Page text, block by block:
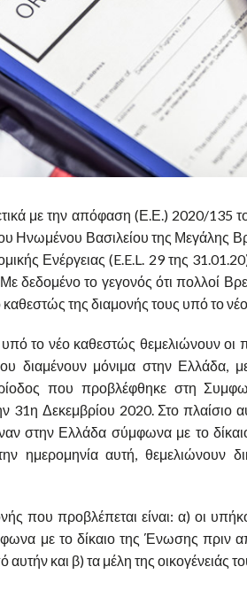
με την απόφαση (Ε.Ε.) 2020/135
Ηνωμένου Βασιλείου της Μεγάλης
Ενέργειας (E.E.L. 29 της
δεδομένο το γεγονός ότι πολλοί
της διαμονής τους υπό το
το νέο καθεστώς θεμελιώνουν οι
διαμένουν μόνιμα στην Ελλάδα,
που προβλέφθηκε στη
Δεκεμβρίου 2020. Στο πλαίσιο
στην Ελλάδα σύμφωνα με το
ημερομηνία αυτή, θεμελιώνουν
που προβλέπεται είναι: α) οι
με το δίκαιο της Ένωσης πριν
και β) τα μέλη της οικογένειάς